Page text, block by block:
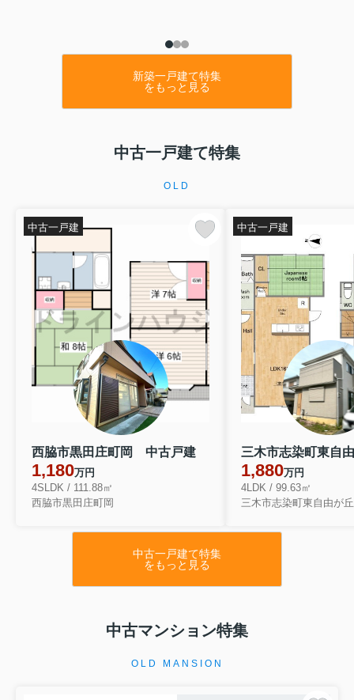
新築一戸建て特集
をもっと見る
中古一戸建て特集
OLD
西脇市黒田庄町岡 中古戸建
1,180万円
4SLDK / 111.88㎡
西脇市黒田庄町岡
中古一戸建
1,880万円
4LDK / 99.63㎡
三木市志染町東自由が
中古一戸建
中古一戸建て特集
をもっと見る
中古マンション特集
OLD MANSION